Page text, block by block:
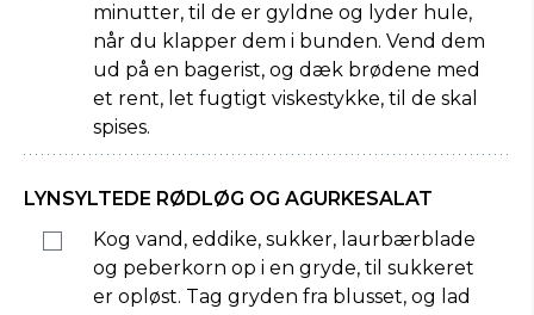
minutter, til de er gyldne og lyder hule,
når du klapper dem i bunden. Vend dem
ud på en bagerist, og dæk brødene med
et rent, let fugtigt viskestykke, til de skal
spises.
LYNSYLTEDE RØDLØG OG AGURKESALAT
Kog vand, eddike, sukker, laurbærblade
og peberkorn op i en gryde, til sukkeret
er opløst. Tag gryden fra blusset, og lad